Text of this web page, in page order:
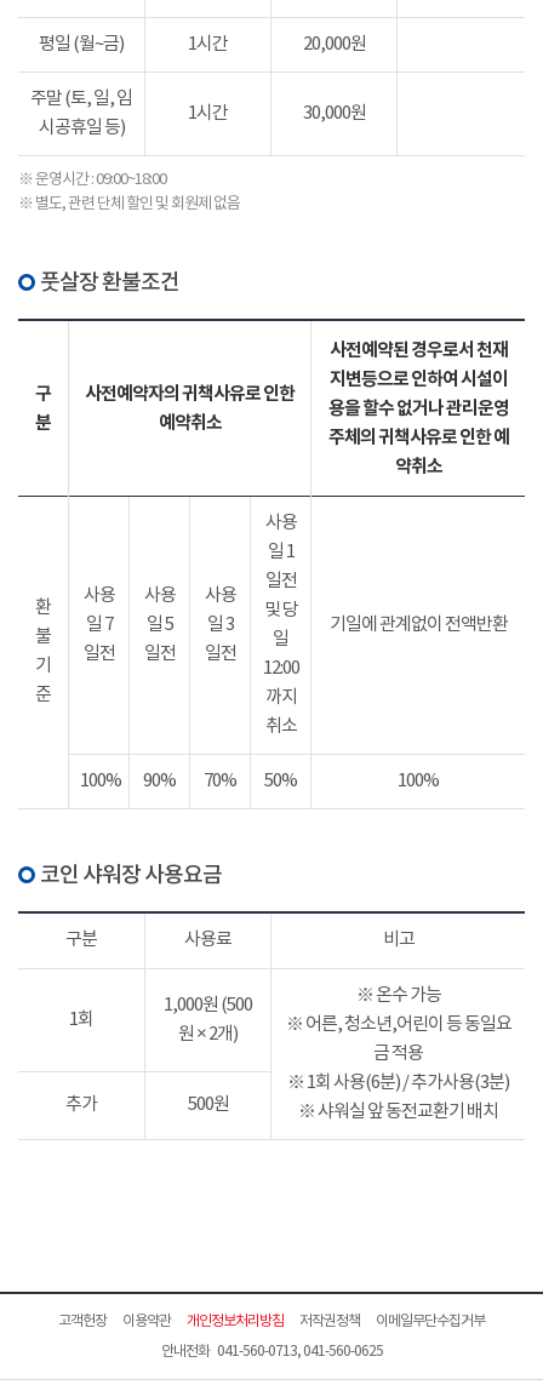
평일 (월~금) 1시간 20,000원
주말 (토, 일, 임
시공휴일 등)
1시간 30,000원
※ 운영시간 : 09:00~18:00
※ 별도, 관련 단체 할인 및 회원제 없음
풋살장 환불조건
구
분
사전예약자의 귀책사유로 인한
예약취소
사전예약된 경우로서 천재
지변등으로 인하여 시설이
용을 할수 없거나 관리운영
주체의 귀책사유로 인한 예
약취소
환
불
기
준
사용
일 7
일전
사용
일 5
일전
사용
일 3
일전
사용
일 1
일전
및 당
일
12:00
까지
취소
기일에 관계없이 전액반환
100% 90% 70% 50% 100%
코인 샤워장 사용요금
구분 사용료 비고
1회
1,000원 (500
원 × 2개)
※ 온수 가능
※ 어른, 청소년,어린이 등 동일요
금 적용
※ 1회 사용(6분) / 추가사용(3분)
※ 샤워실 앞 동전교환기 배치
추가 500원
고객헌장 이용약관 개인정보처리방침 저작권정책
이메일무단수집거부
안내전화 041-560-0713, 041-560-0625